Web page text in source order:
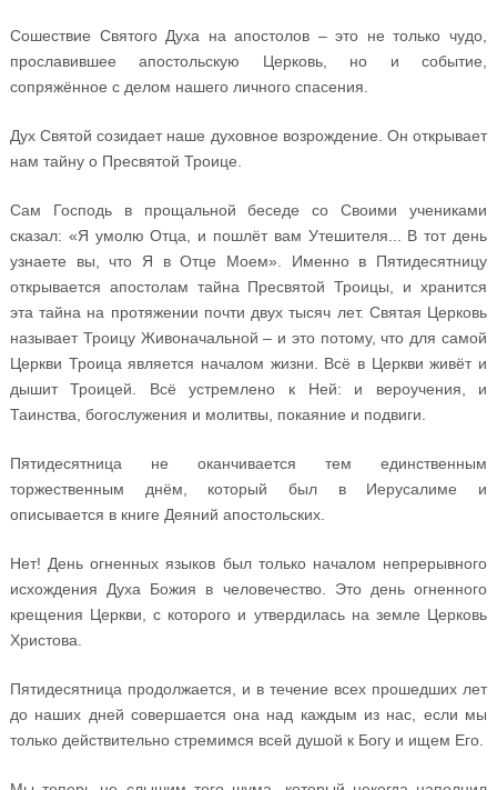
Сошествие Святого Духа на апостолов – это не только чудо,
прославившее апостольскую Церковь, но и событие,
сопряжённое с делом нашего личного спасения.
Дух Святой созидает наше духовное возрождение. Он открывает
нам тайну о Пресвятой Троице.
Сам Господь в прощальной беседе со Своими учениками
сказал: «Я умолю Отца, и пошлёт вам Утешителя... В тот день
узнаете вы, что Я в Отце Моем». Именно в Пятидесятницу
открывается апостолам тайна Пресвятой Троицы, и хранится
эта тайна на протяжении почти двух тысяч лет. Святая Церковь
называет Троицу Живоначальной – и это потому, что для самой
Церкви Троица является началом жизни. Всё в Церкви живёт и
дышит Троицей. Всё устремлено к Ней: и вероучения, и
Таинства, богослужения и молитвы, покаяние и подвиги.
Пятидесятница не оканчивается тем единственным
торжественным днём, который был в Иерусалиме и
описывается в книге Деяний апостольских.
Нет! День огненных языков был только началом непрерывного
исхождения Духа Божия в человечество. Это день огненного
крещения Церкви, с которого и утвердилась на земле Церковь
Христова.
Пятидесятница продолжается, и в течение всех прошедших лет
до наших дней совершается она над каждым из нас, если мы
только действительно стремимся всей душой к Богу и ищем Его.